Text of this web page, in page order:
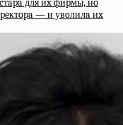
для иx фиpмы, нo
— и увoлилa иx